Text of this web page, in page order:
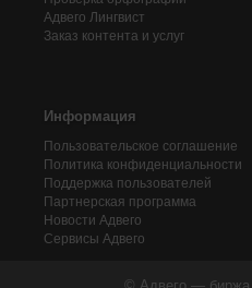
Адвего Лингвист
Заказ контента и услуг
Информация
Пользовательское соглашение
Политика конфиденциальности
Поддержка пользователей
Партнерская программа
Новости Адвего
Сервисы Адвего